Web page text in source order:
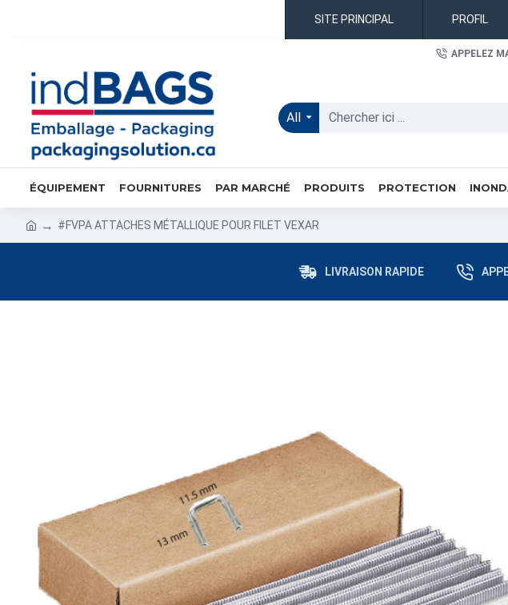
SITE PRINCIPAL PROFIL
APPELEZ
All
ÉQUIPEMENT FOURNITURES PAR MARCHÉ PRODUITS PROTECTION
#FVPA ATTACHES MÉTALLIQUE POUR FILET VEXAR
LIVRAISON RAPIDE